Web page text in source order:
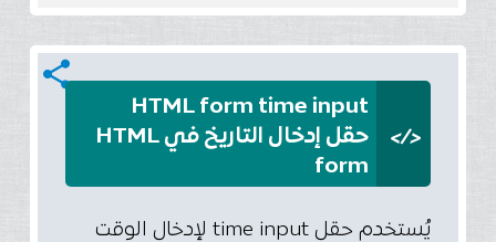
share
</>
HTML form time input
حقل إدخال التاريخ في HTML
form
يُستخدم حقل time input لإدخال الوقت